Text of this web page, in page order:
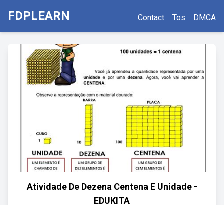
FDPLEARN Contact Tos DMCA
Atividade De Dezena Centena E Unidade -
EDUKITA